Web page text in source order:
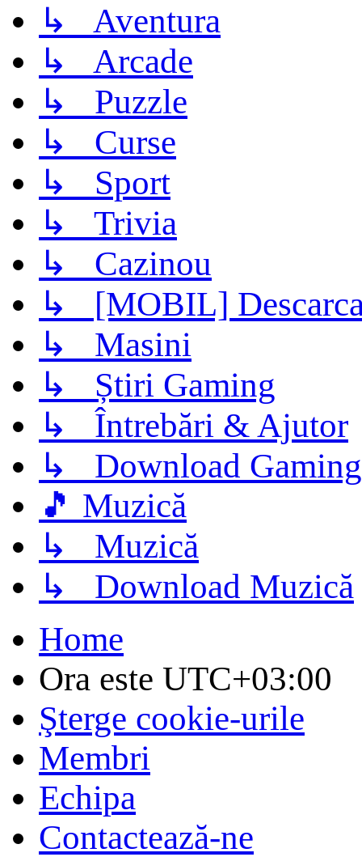
↳ Aventura
↳ Arcade
↳ Puzzle
↳ Curse
↳ Sport
↳ Trivia
↳ Cazinou
↳ [MOBIL]
↳ Masini
↳ Știri Gaming
↳ Întrebări & Ajutor
↳ Download Gaming
🎵 Muzică
↳ Muzică
↳ Download Muzică
Home
Ora este UTC+03:00
Şterge cookie-urile
Membri
Echipa
Contactează-ne